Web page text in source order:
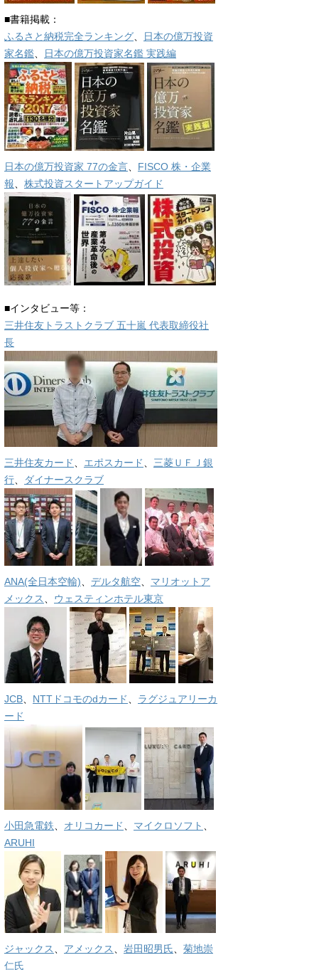
■書籍掲載：
ふるさと納税完全ランキング、
日本の億万投資
家名鑑、 日本の億万投資家名鑑 実践編
日本の億万投資家 77の金言、 FISCO 株・企業
報、 株式投資スタートアップガイド
■インタビュー等：
三井住友トラストクラブ 五十嵐 代表取締役社
長
三井住友カード エポスカード
三菱ＵＦＪ銀
行
ダイナースクラブ
ANA(全日本空輸) デルタ航空
マリオットア
メックス
ウェスティンホテル東京
JCB NTTドコモのdカード
ラグジュアリーカ
ード
小田急電鉄 オリコカード マイクロソフト
ARUHI
ジャックス アメックス 岩田昭男氏
菊地崇
仁氏